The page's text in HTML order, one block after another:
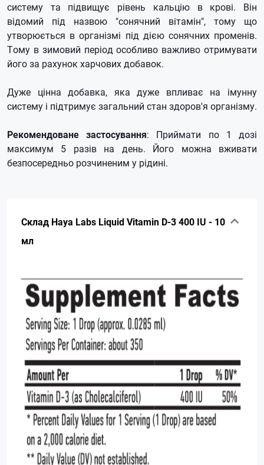
систему та підвищує рівень кальцію в крові. Він
відомий під назвою "сонячний вітамін", тому що
утворюється в організмі під дією сонячних променів.
Тому в зимовий період особливо важливо отримувати
його за рахунок харчових добавок.
Дуже цінна добавка, яка дуже впливає на імунну
систему і підтримує загальний стан здоров'я організму.
Рекомендоване застосування: Приймати по 1 дозі
максимум 5 разів на день. Його можна вживати
безпосередньо розчиненим у рідині.
Склад Haya Labs Liquid Vitamin D-3 400 IU - 10
мл